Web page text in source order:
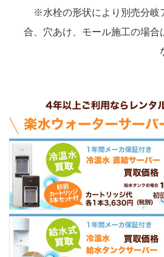
※水栓の形状により別売分岐
合、穴あけ、モール施工の場合